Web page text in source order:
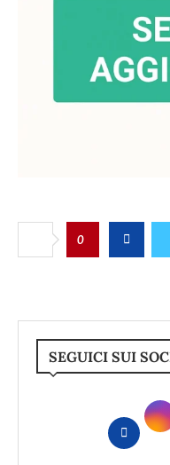
0
SEGUICI SUI